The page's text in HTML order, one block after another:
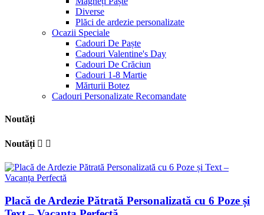
Diverse
Plăci de ardezie personalizate
Ocazii Speciale
Cadouri De Paște
Cadouri Valentine's Day
Cadouri De Crăciun
Cadouri 1-8 Martie
Mărturii Botez
Cadouri Personalizate Recomandate
Noutăți
Noutăți  
Placă de Ardezie Pătrată Personalizată cu 6 Poze și